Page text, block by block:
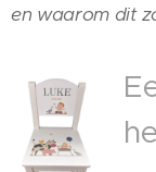
en waarom dit